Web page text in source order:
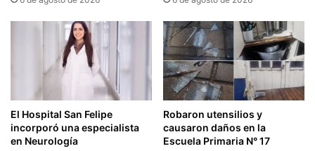
El Hospital San Felipe
incorporó una especialista
en Neurología
Robaron utensilios y
causaron daños en la
Escuela Primaria N° 17